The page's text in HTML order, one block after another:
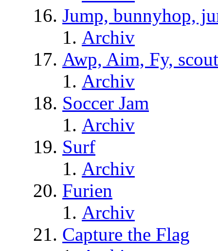
Jump, bunnyhop,
Archiv
Awp, Aim, Fy,
Archiv
Soccer Jam
Archiv
Surf
Archiv
Furien
Archiv
Capture the Flag